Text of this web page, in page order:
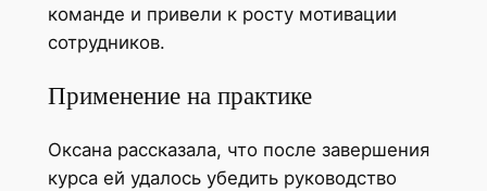
команде и привели к росту мотивации
сотрудников.
Применение на практике
Оксана рассказала, что после завершения
курса ей удалось убедить руководство